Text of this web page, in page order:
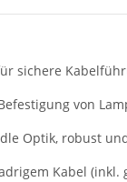
sichere
von
Optik, robust
Kabel (inkl.